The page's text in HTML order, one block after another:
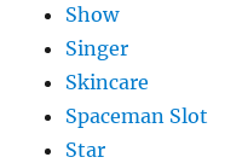
Show
Singer
Skincare
Spaceman Slot
Star